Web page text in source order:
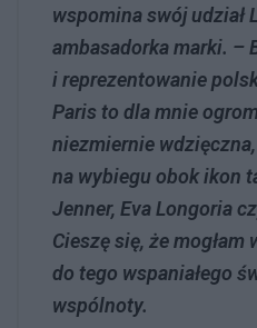
wspomina swój udział
ambasadorka marki. –
i reprezentowanie
Paris to dla mnie
niezmiernie
na wybiegu obok ikon
Jenner, Eva Longoria
Cieszę się, że mogłam
do tego wspaniałego
wspólnoty.